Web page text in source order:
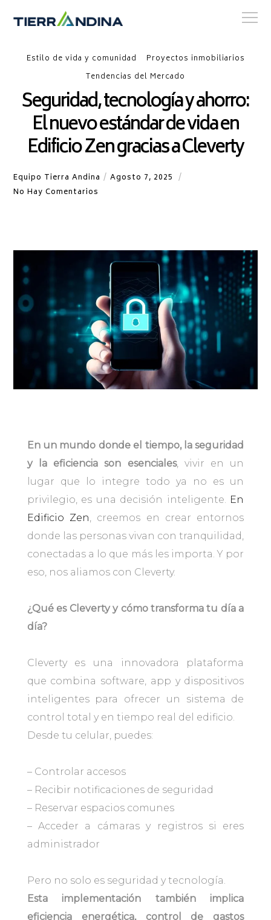
Estilo de vida y comunidad
Proyectos inmobiliarios
Tendencias del Mercado
Seguridad, tecnología y ahorro:
El nuevo estándar de vida en
Edificio Zen gracias a Cleverty
Equipo Tierra Andina
Agosto 7, 2025
No Hay Comentarios
En un mundo donde el tiempo, la seguridad
y la eficiencia son esenciales, vivir en un
lugar que lo integre todo ya no es un
privilegio, es una decisión inteligente. En
Edificio Zen, creemos en crear entornos
donde las personas vivan con tranquilidad,
conectadas a lo que más les importa. Y por
eso, nos aliamos con Cleverty.
¿Qué es Cleverty y cómo transforma tu día a
día?
Cleverty es una innovadora plataforma
que combina software, app y dispositivos
inteligentes para ofrecer un sistema de
control total y en tiempo real del edificio.
Desde tu celular, puedes:
– Controlar accesos
– Recibir notificaciones de seguridad
– Reservar espacios comunes
– Acceder a cámaras y registros si eres
administrador
Pero no solo es seguridad y tecnología.
Esta implementación también implica
eficiencia energética, control de gastos